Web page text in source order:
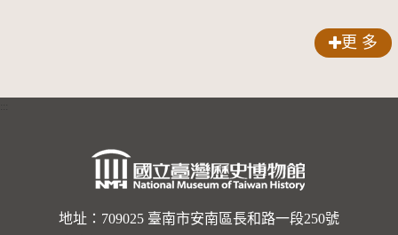
更 多
地址：709025 臺南市安南區長和路一段250號